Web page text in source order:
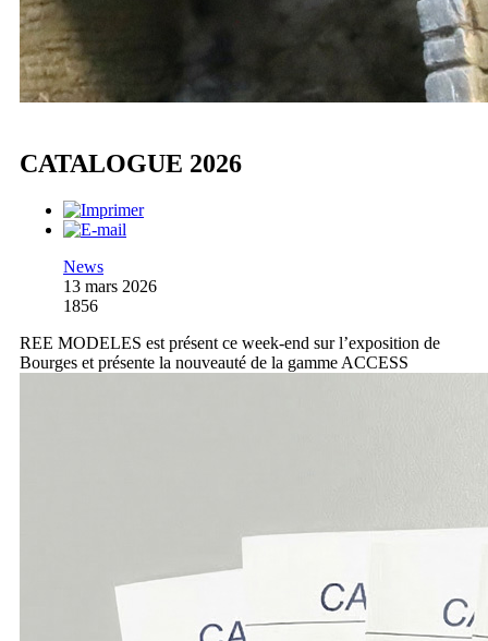
CATALOGUE 2026
News
13 mars 2026
1856
REE MODELES est présent ce week-end sur l’exposition de
Bourges et présente la nouveauté de la gamme ACCESS